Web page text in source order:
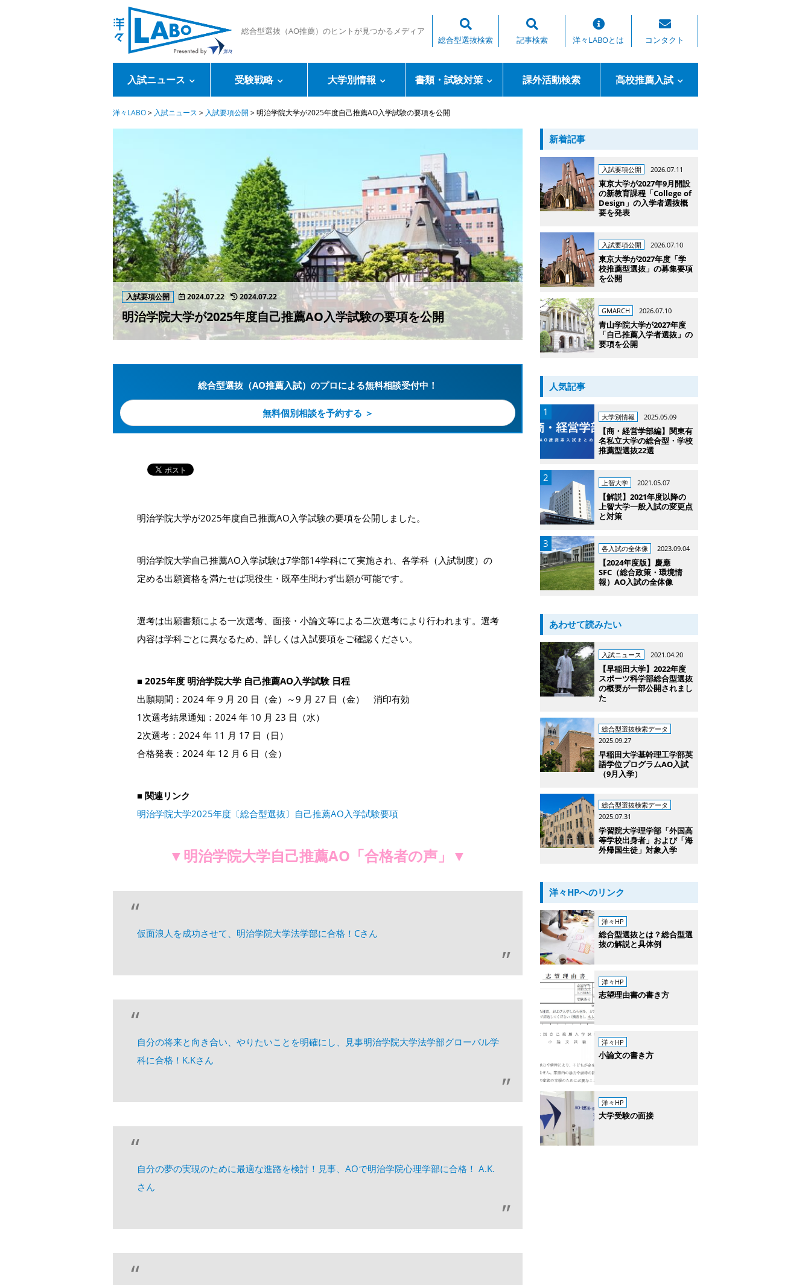
総合型選抜（AO推薦）のヒントが見つかるメディア
総合型選抜検索
記事検索 洋々LABOとは コンタクト
入試ニュース 受験戦略 大学別情報 書類・試験対策 課外活動検索 高校推薦入試
洋々LABO> 入試ニュース > 入試要項公開 >明治学院大学が2025年度自己推薦AO入学試験の要項を公開
入試要項公開 2024.07.22 2024.07.22
明治学院大学が2025年度自己推薦AO入学試験の要項を公開
総合型選抜（AO推薦入試）のプロによる無料相談受付中！
無料個別相談を予約する ＞
明治学院大学が2025年度自己推薦AO入学試験の要項を公開しました。
明治学院大学自己推薦AO入学試験は7学部14学科にて実施され、各学科（入試制度）の
定める出願資格を満たせば現役生・既卒生問わず出願が可能です。
選考は出願書類による一次選考、面接・小論文等による二次選考により行われます。選考
内容は学科ごとに異なるため、詳しくは入試要項をご確認ください。
■ 2025年度 明治学院大学 自己推薦AO入学試験 日程
出願期間：2024 年 9 月 20 日（金）～9 月 27 日（金） 消印有効
1次選考結果通知：2024 年 10 月 23 日（水）
2次選考：2024 年 11 月 17 日（日）
合格発表：2024 年 12 月 6 日（金）
■ 関連リンク
明治学院大学2025年度〔総合型選抜〕自己推薦AO入学試験要項
▼明治学院大学自己推薦AO「合格者の声」▼
新着記事
入試要項公開 2026.07.11
東京大学が2027年9月開設
の新教育課程「College of
Design」の入学者選抜概
要を発表
入試要項公開 2026.07.10
東京大学が2027年度「学
校推薦型選抜」の募集要項
を公開
GMARCH 2026.07.10
青山学院大学が2027年度
「自己推薦入学者選抜」の
要項を公開
人気記事
大学別情報 2025.05.09
【商・経営学部編】関東有
名私立大学の総合型・学校
推薦型選抜22選
上智大学 2021.05.07
【解説】2021年度以降の
上智大学一般入試の変更点
と対策
各入試の全体像 2023.09.04
【2024年度版】慶應
SFC（総合政策・環境情
報）AO入試の全体像
あわせて読みたい
入試ニュース 2021.04.20
【早稲田大学】2022年度
スポーツ科学部総合型選抜
の概要が一部公開されまし
た
総合型選抜検索データ
2025.09.27
早稲田大学基幹理工学部英
語学位プログラムAO入試
（9月入学）
総合型選抜検索データ
2025.07.31
学習院大学理学部「外国高
等学校出身者」および「海
外帰国生徒」対象入学
洋々HPへのリンク
洋々HP
総合型選抜とは？総合型選
抜の解説と具体例
洋々HP
志望理由書の書き方
洋々HP
小論文の書き方
洋々HP
大学受験の面接